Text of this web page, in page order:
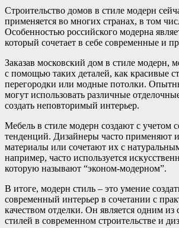
Строительство домов в стиле модерн
применяется во многих странах, в том
Особенностью российского модерна
который сочетает в себе современные и
Заказав московский дом в стиле модерн,
с помощью таких деталей, как красивые
перегородки или модные потолки.
могут использовать различные
создать неповторимый интерьер.
Мебель в стиле модерн создают с учетом
тенденций. Дизайнеры часто применяют
материалы или сочетают их с
например, часто используется
которую называют “эконом-модерном”.
В итоге, модерн стиль – это умение
современный интерьер в сочетании с
качеством отделки. Он является одним
стилей в современном строительстве и